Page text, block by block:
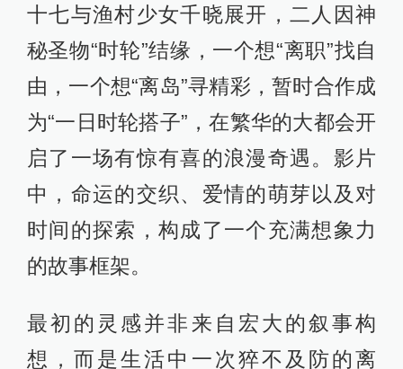
十七与渔村少女千晓展开，二人因神
秘圣物“时轮”结缘，一个想“离职”找自
由，一个想“离岛”寻精彩，暂时合作成
为“一日时轮搭子”，在繁华的大都会开
启了一场有惊有喜的浪漫奇遇。影片
中，命运的交织、爱情的萌芽以及对
时间的探索，构成了一个充满想象力
的故事框架。​
最初的灵感并非来自宏大的叙事构
想，而是生活中一次猝不及防的离